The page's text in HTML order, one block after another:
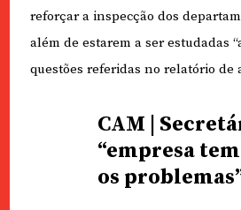
reforçar a inspecção dos
além de estarem a ser estudadas
questões referidas no relatório de
CAM |
“empresa
os